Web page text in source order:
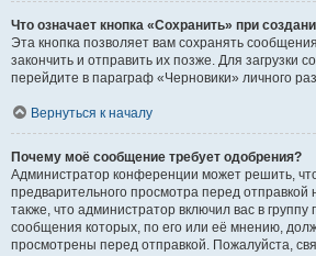
Что означает кнопка «Сохранить» при
Эта кнопка позволяет вам сохранять
закончить и отправить их позже. Для загрузки
перейдите в параграф «Черновики» личного
Вернуться к началу
Почему моё сообщение требует одобрения?
Администратор конференции может решить,
предварительного просмотра перед
также, что администратор включил вас в группу
сообщения которых, по его или её мнению,
просмотрены перед отправкой. Пожалуйста,